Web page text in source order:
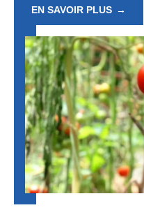
EN SAVOIR PLUS